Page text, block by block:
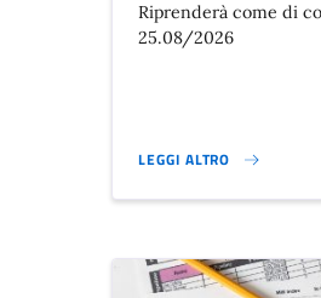
Riprenderà come di
25.08/2026
LEGGI ALTRO
GIORNI CHIUSURA